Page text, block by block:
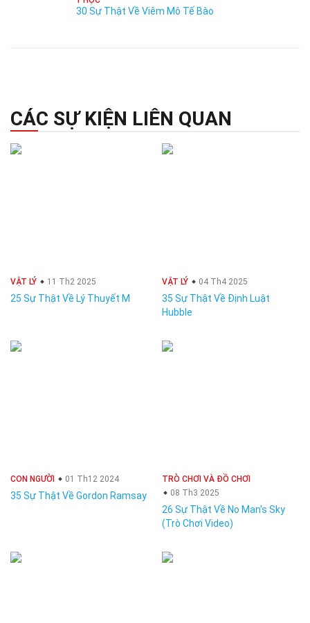
30 Sự Thật Về Viêm Mô Tế Bào
CÁC SỰ KIỆN LIÊN QUAN
VẬT LÝ 11 Th2 2025
25 Sự Thật Về Lý Thuyết M
VẬT LÝ 04 Th4 2025
35 Sự Thật Về Định Luật
Hubble
CON NGƯỜI 01 Th12 2024
35 Sự Thật Về Gordon Ramsay
TRÒ CHƠI VÀ ĐỒ CHƠI
08 Th3 2025
26 Sự Thật Về No Man's Sky
(Trò Chơi Video)